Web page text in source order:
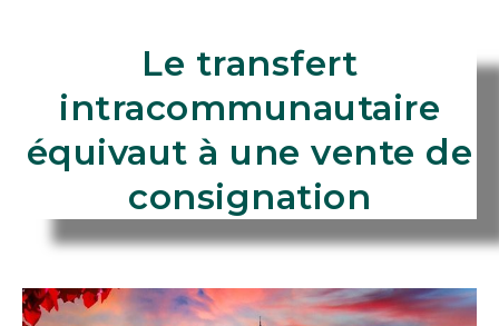
Le transfert
intracommunautaire
équivaut à une vente de
consignation